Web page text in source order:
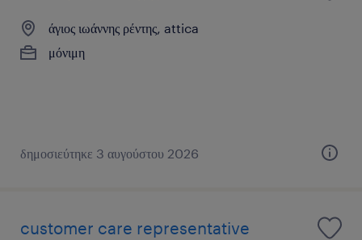
άγιος ιωάννης ρέντης, attica
μόνιμη
δημοσιεύτηκε 3 αυγούστου 2026
customer care representative